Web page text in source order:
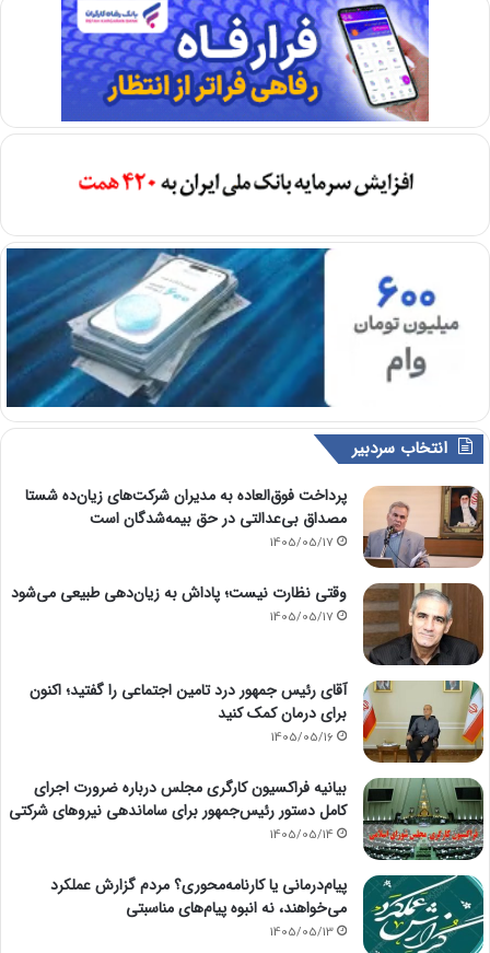
انتخاب سردبیر
پرداخت فوق‌العاده به مدیران شرکت‌های زیان‌ده شستا
مصداق بی‌عدالتی در حق بیمه‌شدگان است
1405/05/17
وقتی نظارت نیست؛ پاداش به زیان‌دهی طبیعی می‌شود
1405/05/17
آقای رئیس جمهور درد تامین اجتماعی را گفتید؛ اکنون
برای درمان کمک کنید
1405/05/16
بیانیه فراکسیون کارگری مجلس درباره ضرورت اجرای
کامل دستور رئیس‌جمهور برای ساماندهی نیروهای شرکتی
1405/05/14
پیام‌درمانی یا کارنامه‌محوری؟ مردم گزارش عملکرد
می‌خواهند، نه انبوه پیام‌های مناسبتی
1405/05/13